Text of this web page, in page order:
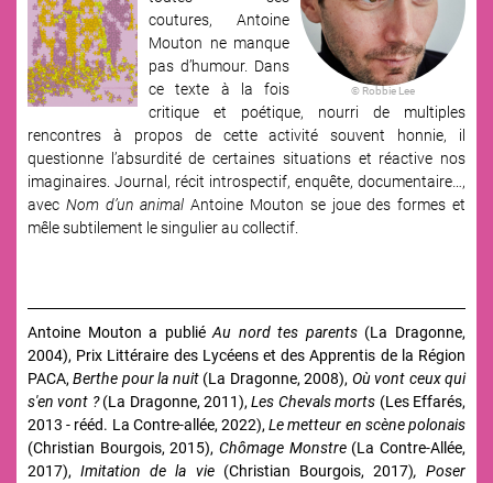
© Robbie Lee
coutures,
Antoine
Mouton ne manque
pas d’humour. Dans
ce texte à la fois
critique et poétique, nourri de multiples
rencontres à propos de cette activité souvent honnie, il
questionne l’absurdité de certaines situations et réactive nos
imaginaires. Journal, récit introspectif, enquête, documentaire…,
avec Nom d’un animal Antoine Mouton se joue des formes et
mêle subtilement le singulier au collectif.
Antoine Mouton a publiéAu nord tes parents (La Dragonne,
2004), Prix Littéraire des Lycéens et des Apprentis de la Région
PACA,Berthe pour la nuit (La Dragonne, 2008), Où vont ceux qui
s'en vont ?(La Dragonne, 2011),Les Chevals morts (Les Effarés,
2013 - rééd. La Contre-allée, 2022),Le metteur en scène polonais
(Christian Bourgois, 2015), Chômage Monstre(La Contre-Allée,
2017),Imitation de la vie(Christian Bourgois, 2017), Poser